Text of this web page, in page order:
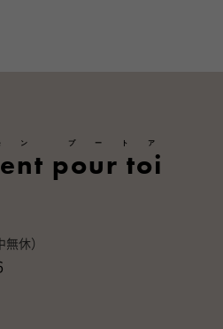
pour toi
ン プートア
休）